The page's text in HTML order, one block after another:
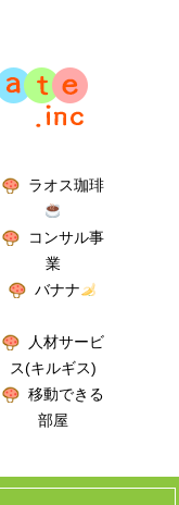
ラオス珈琲
コンサル事
業
バナナ
人材サービ
ス(キルギス)
移動できる
部屋